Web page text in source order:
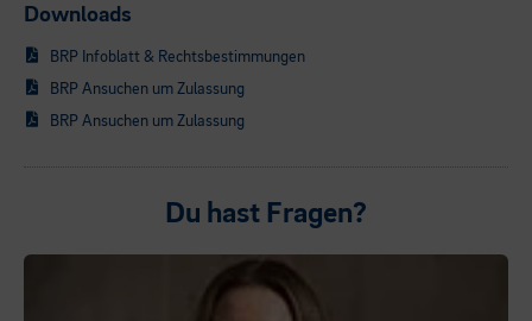
Downloads
BRP Infoblatt & Rechtsbestimmungen
BRP Ansuchen um Zulassung
BRP Ansuchen um Zulassung
Du hast Fragen?